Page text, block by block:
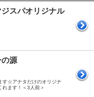
ジスパオリジナル
の源
す☆アナタだけのオリジナ
れます！＜3人前＞